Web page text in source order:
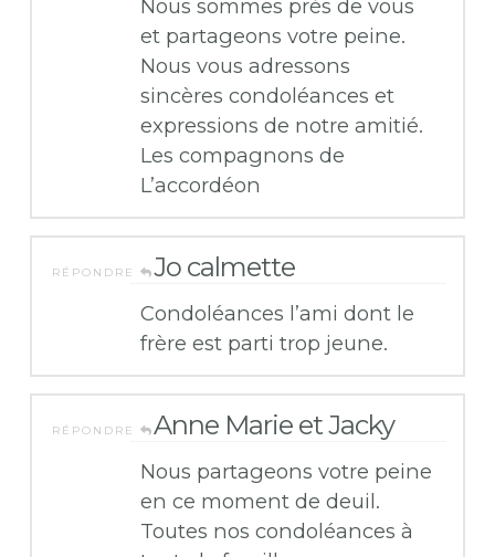
Nous sommes près de vous
et partageons votre peine.
Nous vous adressons
sincères condoléances et
expressions de notre amitié.
Les compagnons de
L’accordéon
RÉPONDRE Jo calmette
Condoléances l’ami dont le
frère est parti trop jeune.
RÉPONDRE Anne Marie et Jacky
Nous partageons votre peine
en ce moment de deuil.
Toutes nos condoléances à